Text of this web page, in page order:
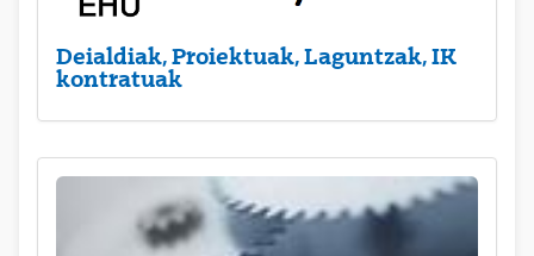
Deialdiak, Proiektuak, Laguntzak, IK
kontratuak